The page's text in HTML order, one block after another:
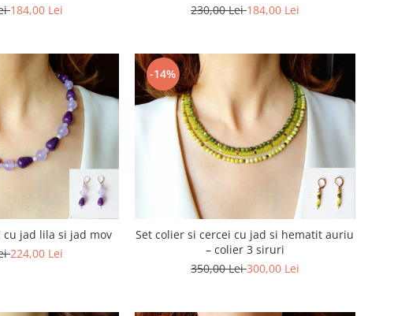
184,00 Lei
230,00 Lei184,00 Lei
cu jad lila si jad mov
224,00 Lei
-14%
Set colier si cercei cu jad si hematit auriu
– colier 3 siruri
350,00 Lei300,00 Lei